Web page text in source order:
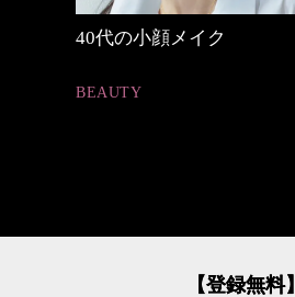
心地よくいられるおしゃれ
【登録無料】